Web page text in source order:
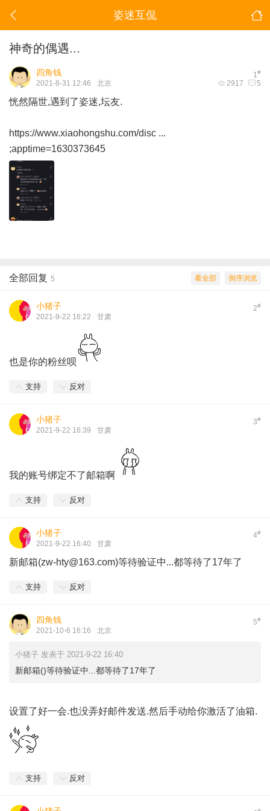
姿迷互侃
神奇的偶遇...
1#
四角钱
2917 5
2021-8-31 12:46 北京
恍然隔世,遇到了姿迷,坛友.
https://www.xiaohongshu.com/disc ...
;apptime=1630373645
倒序浏览
看全部
全部回复 5
2#
小猪子
2021-9-22 16:22 甘肃
也是你的粉丝呗
支持 反对
3#
小猪子
2021-9-22 16:39 甘肃
我的账号绑定不了邮箱啊
支持 反对
4#
小猪子
2021-9-22 16:40 甘肃
新邮箱(zw-hty@163.com)等待验证中...都等待了17年了
支持 反对
5#
四角钱
2021-10-6 16:16 北京
小猪子 发表于 2021-9-22 16:40
新邮箱()等待验证中...都等待了17年了
设置了好一会.也没弄好邮件发送.然后手动给你激活了油箱.
支持 反对